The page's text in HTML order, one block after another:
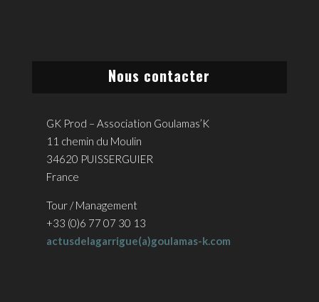
Nous contacter
GK Prod – Association Goulamas’K
11 chemin du Moulin
34620 PUISSERGUIER
France
Tour / Management
+33 (0)6 77 07 30 13
actusdelagarrigue(a)goulamas-k.com